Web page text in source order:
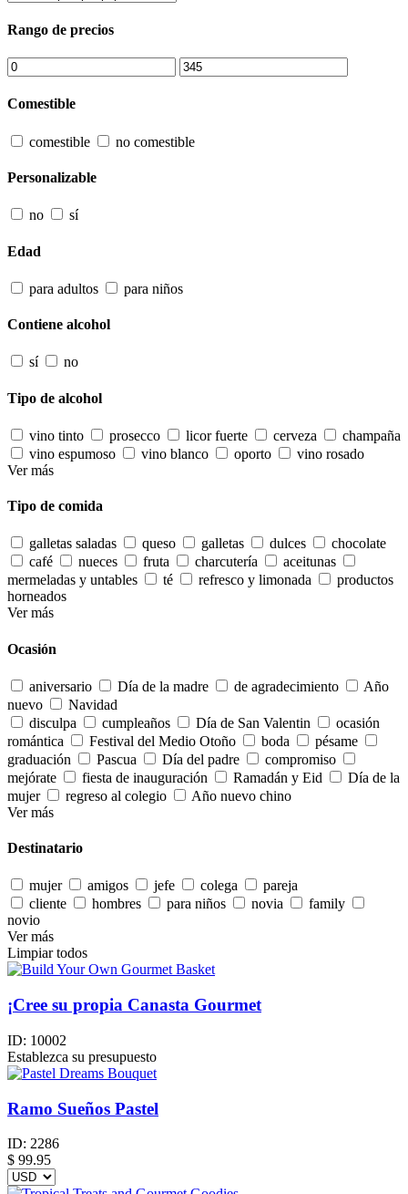
Rango de precios
Comestible
comestible no comestible
Personalizable
no sí
Edad
para adultos para niños
Contiene alcohol
sí no
Tipo de alcohol
vino tinto prosecco licor fuerte cerveza
champaña
vino espumoso
vino blanco oporto
vino rosado
Ver más
Tipo de comida
galletas saladas queso galletas dulces
chocolate
café
nueces fruta charcutería
aceitunas
mermeladas y untables
té refresco y limonada
productos
horneados
Ver más
Ocasión
aniversario Día de la madre de agradecimiento
Año
nuevo
Navidad
disculpa
cumpleaños Día de San Valentin
ocasión
romántica
Festival del Medio Otoño boda
pésame
graduación
Pascua Día del padre
compromiso
mejórate
fiesta de inauguración Ramadán y Eid
Día de la
mujer
regreso al colegio
Año nuevo chino
Ver más
Destinatario
mujer amigos jefe colega
pareja
cliente
hombres para niños novia
family
novio
Ver más
Limpiar todos
¡Cree su propia Canasta Gourmet
ID: 10002
Establezca su presupuesto
Ramo Sueños Pastel
ID: 2286
$ 99.95